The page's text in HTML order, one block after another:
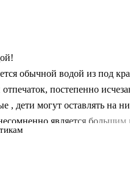
обычной водой из под
постепенно
, дети могут оставлять на
является большим
процесса с